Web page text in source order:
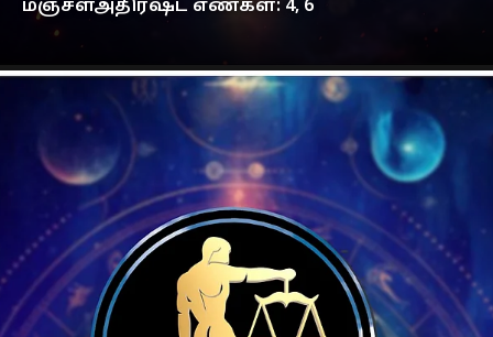
மஞ்சள்அதிர்ஷ்ட எண்கள்: 4, 6